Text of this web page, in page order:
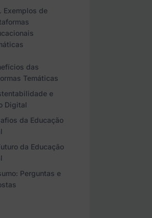
Exemplos de
das
Temáticas
e
Digital
da Educação
da Educação
Perguntas e